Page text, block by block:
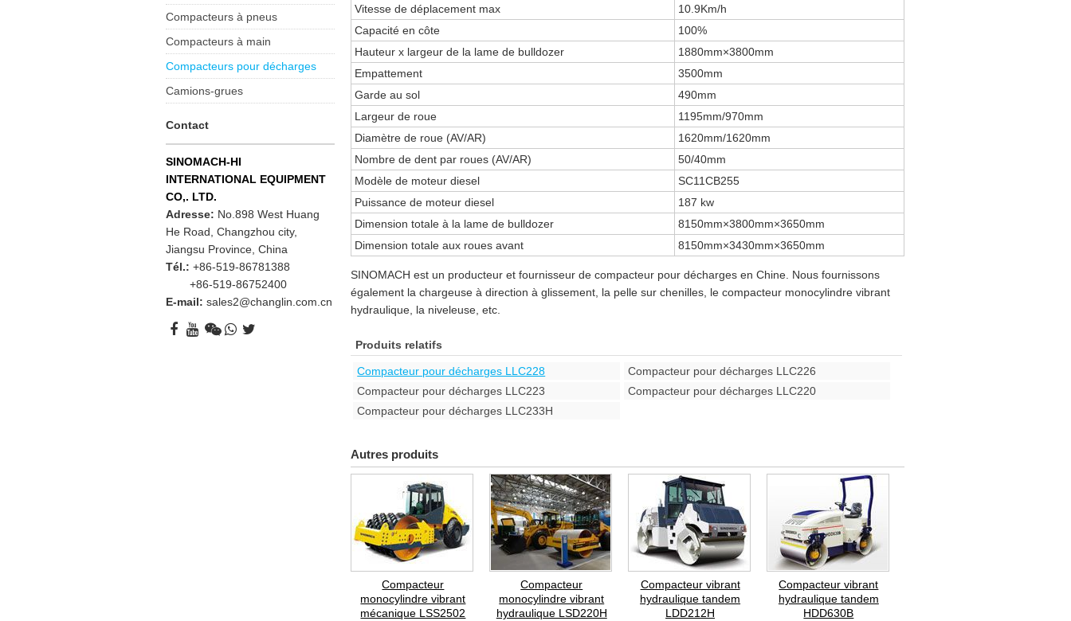
Vitesse de déplacement max
10.9Km/h
Capacité en côte
100%
Hauteur x largeur de la lame de bulldozer
1880mm×3800mm
Empattement
3500mm
Garde au sol
490mm
Largeur de roue
1195mm/970mm
Diamètre de roue (AV/AR)
1620mm/1620mm
Nombre de dent par roues (AV/AR)
50/40mm
Modèle de moteur diesel
SC11CB255
Puissance de moteur diesel
187 kw
Dimension totale à la lame de bulldozer
8150mm×3800mm×3650mm
Dimension totale aux roues avant
8150mm×3430mm×3650mm
SINOMACH est un producteur et fournisseur de compacteur pour décharges en Chine. Nous fournissons
également la chargeuse à direction à glissement, la pelle sur chenilles, le compacteur monocylindre vibrant
hydraulique, la niveleuse, etc.
Produits relatifs
Compacteur pour décharges LLC228
Compacteur pour décharges LLC226
Compacteur pour décharges LLC223
Compacteur pour décharges LLC220
Compacteur pour décharges LLC233H
Autres produits
Compacteur
monocylindre vibrant
mécanique LSS2502
Compacteur
monocylindre vibrant
hydraulique LSD220H
Compacteur vibrant
hydraulique tandem
LDD212H
Compacteur vibrant
hydraulique tandem
HDD630B
Compacteurs à pneus
Compacteurs à main
Compacteurs pour décharges
Camions-grues
Contact
SINOMACH-HI
INTERNATIONAL EQUIPMENT
CO,. LTD.
Adresse: No.898 West Huang
He Road, Changzhou city,
Jiangsu Province, China
Tél.: +86-519-86781388
+86-519-86752400
E-mail:sales2@changlin.com.cn